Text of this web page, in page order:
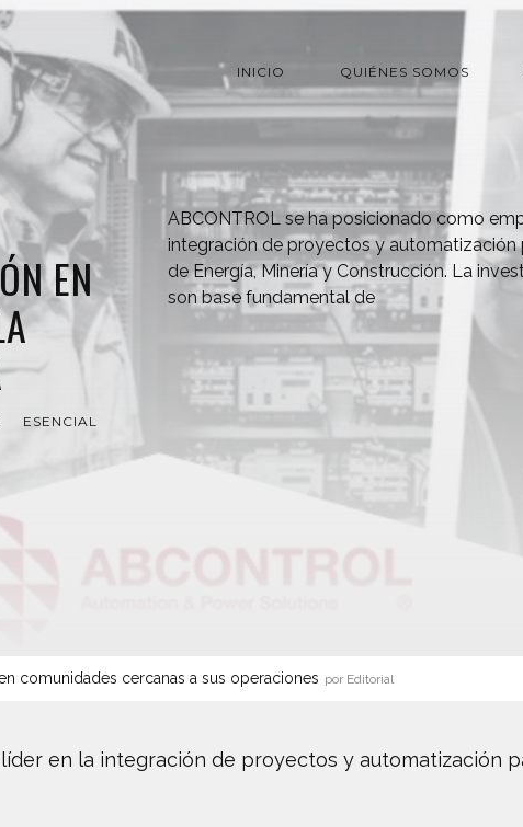
INICIO QUIÉNES SOMOS
EN
ESENCIAL
ABCONTROL se ha posicionado como
integración de proyectos y automatización
de Energía, Minería y Construcción. La
son base fundamental de
comunidades cercanas a sus operaciones por Editorial
en la integración de proyectos y automatización